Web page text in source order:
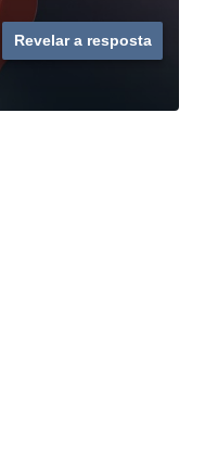
Revelar a resposta